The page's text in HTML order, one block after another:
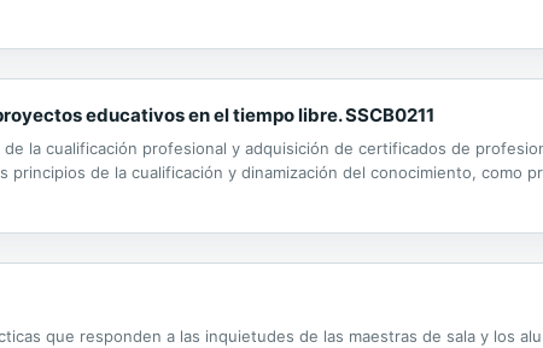
educativos en el tiempo libre. SSCB0211
la cualificación profesional y adquisición de certificados de
principios de la cualificación y dinamización del conocimiento, como
que responden a las inquietudes de las maestras de sala y los